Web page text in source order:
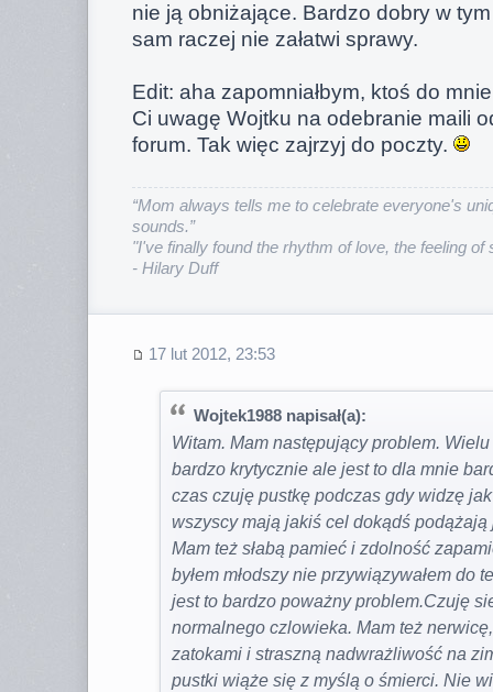
nie ją obniżające. Bardzo dobry w
sam raczej nie załatwi sprawy.
Edit: aha zapomniałbym, ktoś do
Ci uwagę Wojtku na odebranie maili
forum. Tak więc zajrzyj do poczty.
“Mom always tells me to celebrate everyone's
sounds.”
"I've finally found the rhythm of love, the feeling of
- Hilary Duff
17 lut 2012, 23:53
Wojtek1988 napisał(a):
Witam. Mam następujący problem.
bardzo krytycznie ale jest to dla mnie
czas czuję pustkę podczas gdy widzę
wszyscy mają jakiś cel dokądś
Mam też słabą pamieć i zdolność
byłem młodszy nie przywiązywałem do
jest to bardzo poważny problem.Czuję
normalnego czlowieka. Mam też
zatokami i straszną nadwrażliwość na
pustki wiąże się z myślą o śmierci. Nie